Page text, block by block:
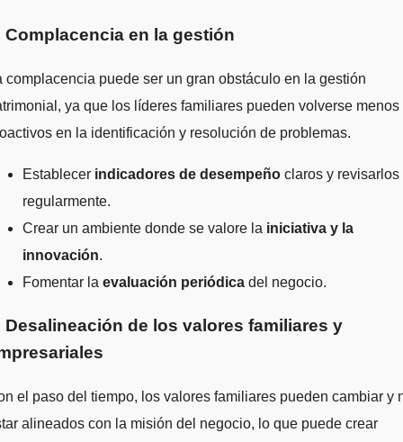
Complacencia en la gestión
complacencia puede ser un gran obstáculo en la gestión
ya que los líderes familiares pueden volverse menos
en la identificación y resolución de problemas.
Establecer indicadores de desempeño claros y revisarlos
regularmente.
Crear un ambiente donde se valore la iniciativa y la
innovación.
Fomentar la evaluación periódica del negocio.
Desalineación de los valores familiares y
el paso del tiempo, los valores familiares pueden cambiar y
alineados con la misión del negocio, lo que puede crear